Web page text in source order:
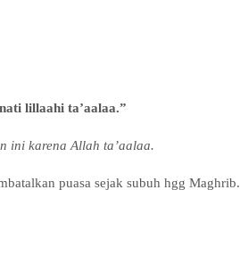
lillaahi ta’aalaa.”
ini karena Allah ta’aalaa.
puasa sejak subuh hgg Maghrib.